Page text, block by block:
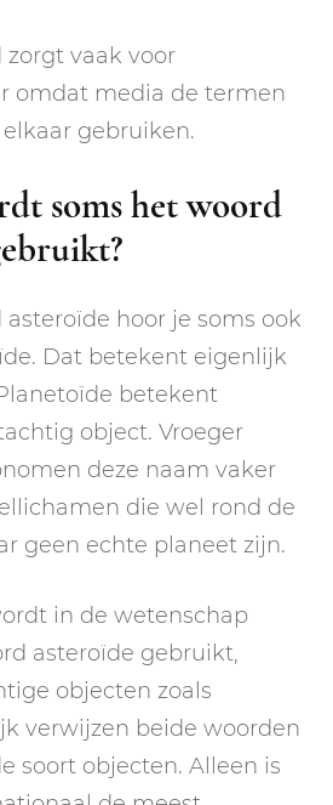
vaak voor
omdat media de termen
gebruiken.
soms het woord
hoor je soms ook
Dat betekent eigenlijk
betekent
object. Vroeger
deze naam vaker
die wel rond de
geen echte planeet zijn.
in de wetenschap
asteroïde gebruikt,
objecten zoals
verwijzen beide woorden
soort objecten. Alleen is